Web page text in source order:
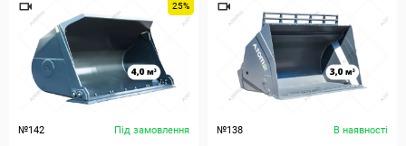
25%
№142 Під замовлення №138 В наявності